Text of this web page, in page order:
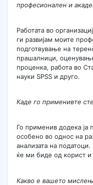
професионален и
Работата во
ги развијам моите
подготвување на
прашалници,
проценка, работа во
науки SPSS и друго.
Каде го применивте
Го применив додека ја
особено во однос на
анализата на
ќе ми биде од корист
Какво е вашето